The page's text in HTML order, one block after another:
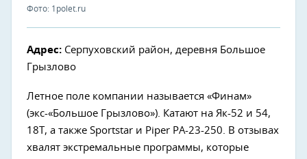
Фото: 1polet.ru
Адрес: Серпуховский район, деревня Большое
Грызлово
Летное поле компании называется «Финам»
(экс-«Большое Грызлово»). Катают на Як-52 и 54,
18Т, а также Sportstar и Piper PA-23-250. В отзывах
хвалят экстремальные программы, которые